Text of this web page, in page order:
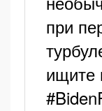
при
ищите